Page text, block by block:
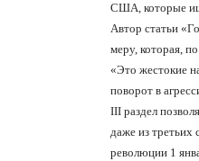
США, которые
Автор статьи
меру, которая,
«Это жестокие
поворот в
III раздел
даже из третьих
революции 1